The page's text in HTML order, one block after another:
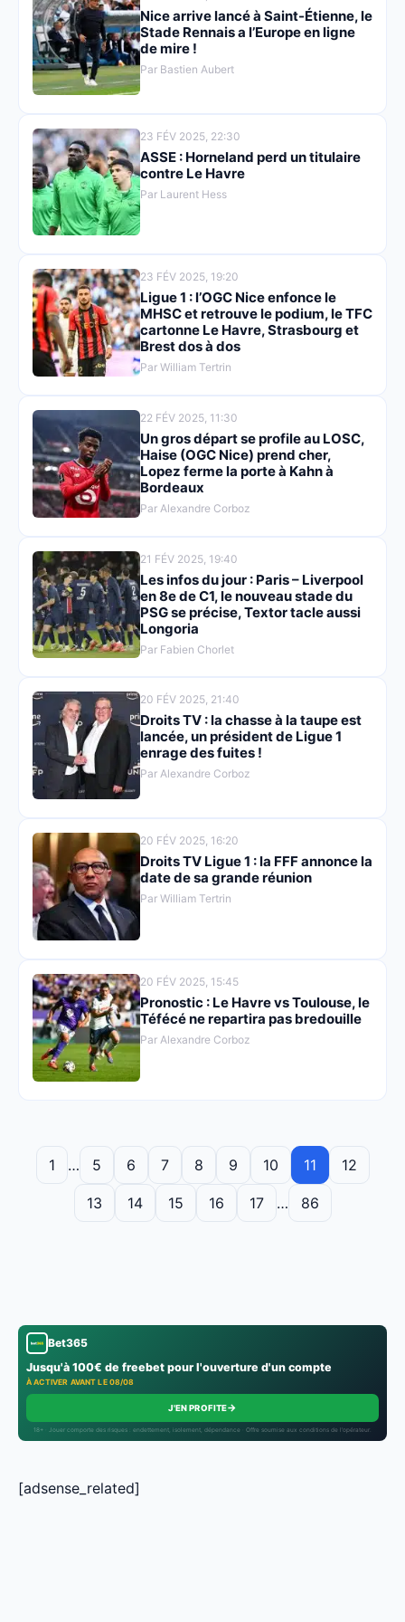
Nice arrive lancé à Saint-Étienne, le
Stade Rennais a l’Europe en ligne
de mire !
Par Bastien Aubert
23 FÉV 2025, 22:30
ASSE : Horneland perd un titulaire
contre Le Havre
Par Laurent Hess
23 FÉV 2025, 19:20
Ligue 1 : l’OGC Nice enfonce le
MHSC et retrouve le podium, le TFC
cartonne Le Havre, Strasbourg et
Brest dos à dos
Par William Tertrin
22 FÉV 2025, 11:30
Un gros départ se profile au LOSC,
Haise (OGC Nice) prend cher,
Lopez ferme la porte à Kahn à
Bordeaux
Par Alexandre Corboz
21 FÉV 2025, 19:40
Les infos du jour : Paris – Liverpool
en 8e de C1, le nouveau stade du
PSG se précise, Textor tacle aussi
Longoria
Par Fabien Chorlet
20 FÉV 2025, 21:40
Droits TV : la chasse à la taupe est
lancée, un président de Ligue 1
enrage des fuites !
Par Alexandre Corboz
20 FÉV 2025, 16:20
Droits TV Ligue 1 : la FFF annonce la
date de sa grande réunion
Par William Tertrin
20 FÉV 2025, 15:45
Pronostic : Le Havre vs Toulouse, le
Téfécé ne repartira pas bredouille
Par Alexandre Corboz
1 … 5 6 7 8 9 10 11 12
13 14 15 16 17 … 86
Bet365
Jusqu'à 100€ de freebet pour l'ouverture d'un compte
À ACTIVER AVANT LE 08/08
J'EN PROFITE→
18+ · Jouer comporte des risques : endettement, isolement, dépendance · Offre soumise aux conditions de l’opérateur.
[adsense_related]